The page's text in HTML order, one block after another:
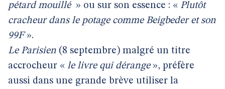
pétard mouillé » ou sur son essence : « Plutôt
cracheur dans le potage comme Beigbeder et son
99F».
Le Parisien (8 septembre) malgré un titre
accrocheur « le livre qui dérange», préfère
aussi dans une grande brève utiliser la